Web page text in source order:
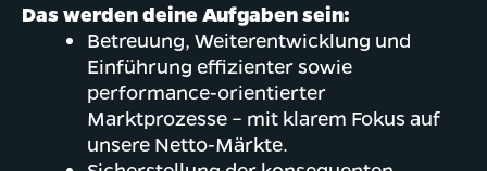
Das werden deine Aufgaben sein:
Betreuung, Weiterentwicklung und
Einführung effizienter sowie
performance‑orientierter
Marktprozesse – mit klarem Fokus auf
unsere Netto‑Märkte.